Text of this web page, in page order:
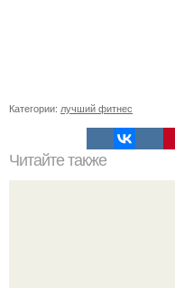
Категории: лучший фитнес
Читайте также